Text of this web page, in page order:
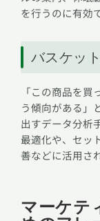
を行うのに有効
バスケッ
「この商品を
う傾向がある」
出すデータ分析
最適化や、セッ
善などに活用さ
マーケテ